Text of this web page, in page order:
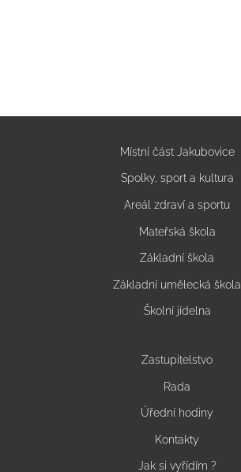
Místní část Jakubovice
Spolky, sport a kultura
Areál zdraví a sportu
Mateřská škola
Základní škola
Základní umělecká škola
Školní jídelna
Zastupitelstvo
Rada
Úřední hodiny
Kontakty
Jak si vyřídím ?